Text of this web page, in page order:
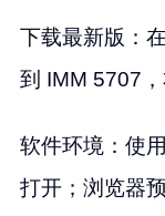
下载最新版：
到 IMM 5707，
软件环境：使
打开；浏览器